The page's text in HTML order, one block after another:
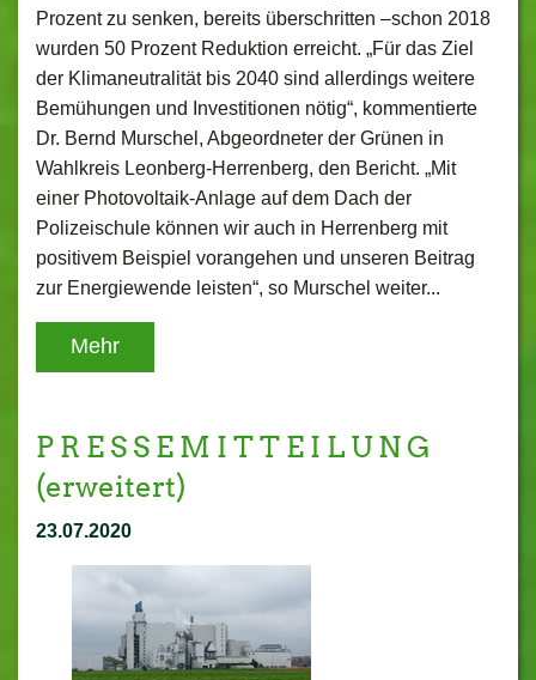
Prozent zu senken, bereits überschritten –schon 2018
wurden 50 Prozent Reduktion erreicht. „Für das Ziel
der Klimaneutralität bis 2040 sind allerdings weitere
Bemühungen und Investitionen nötig“, kommentierte
Dr. Bernd Murschel, Abgeordneter der Grünen in
Wahlkreis Leonberg-Herrenberg, den Bericht. „Mit
einer Photovoltaik-Anlage auf dem Dach der
Polizeischule können wir auch in Herrenberg mit
positivem Beispiel vorangehen und unseren Beitrag
zur Energiewende leisten“, so Murschel weiter...
Mehr
P R E S S E M I T T E I L U N G
(erweitert)
23.07.2020